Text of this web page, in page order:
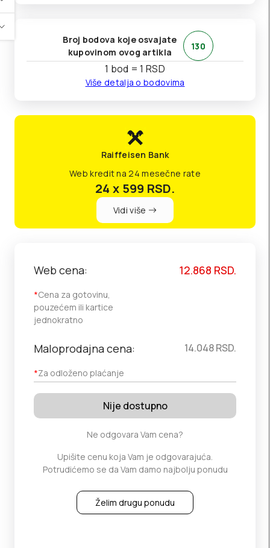
Broj bodova koje osvajate
kupovinom ovog artikla
130
1 bod = 1 RSD
Više detalja o bodovima
Raiffeisen Bank
Web kredit na 24 mesečne rate
24 x 599 RSD.
Vidi više
Web cena:
*Cena za gotovinu,
pouzećem ili kartice
jednokratno
12.868 RSD.
Maloprodajna cena:
*Za odloženo plaćanje
14.048RSD.
Nije dostupno
Ne odgovara Vam cena?
Upišite cenu koja Vam je odgovarajuća.
Potrudićemo se da Vam damo najbolju ponudu
Želim drugu ponudu